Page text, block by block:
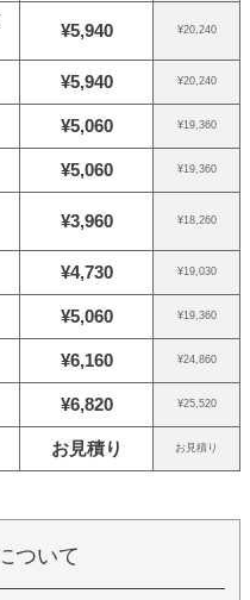
¥5,940 ¥20,240
¥5,940 ¥20,240
¥5,060 ¥19,360
¥5,060 ¥19,360
¥3,960 ¥18,260
¥4,730 ¥19,030
¥5,060 ¥19,360
¥6,160 ¥24,860
¥6,820 ¥25,520
お見積り お見積り
ついて